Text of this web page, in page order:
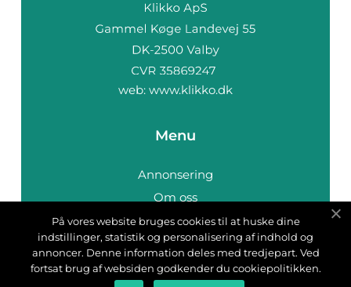
web: www.klikko.dk
Menu
Annonsering
Om oss
Cookies
Kontakta oss
Sitemap
På vores website bruges cookies til at huske dine
indstillinger, statistik og personalisering af indhold og
annoncer. Denne information deles med tredjepart. Ved
fortsat brug af websiden godkender du cookiepolitikken.